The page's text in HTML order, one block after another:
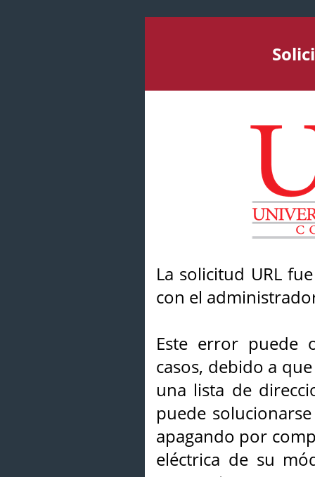
La solicitud URL
con el
Este error puede
casos, debido a
una lista de
puede
apagando por
eléctrica de su